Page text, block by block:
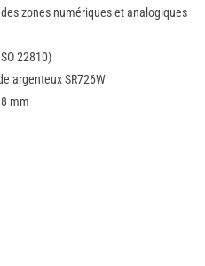
zones numériques et analogiques
22810)
argenteux SR726W
mm